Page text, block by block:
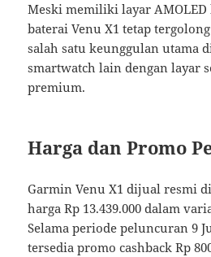
Meski memiliki layar AMOLED
baterai Venu X1 tetap
salah satu keunggulan utama
smartwatch lain dengan layar
premium.
Harga dan Promo
Garmin Venu X1 dijual resmi
harga Rp 13.439.000 dalam
Selama periode peluncuran 9
tersedia promo cashback Rp